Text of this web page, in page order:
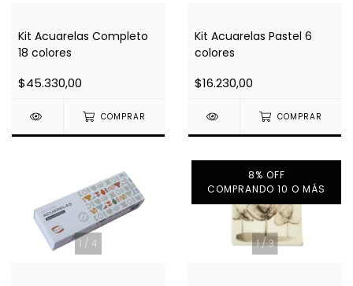
Kit Acuarelas Completo
18 colores
$45.330,00
COMPRAR
Kit Acuarelas Pastel 6
colores
$16.230,00
COMPRAR
1 / 4 1/3
8% OFF
COMPRANDO 10 O MÁS